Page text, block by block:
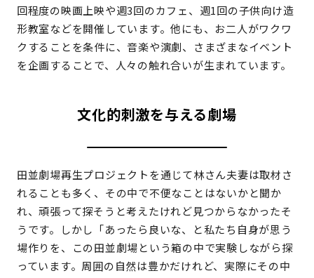
回程度の映画上映や週3回のカフェ、週1回の子供向け造
形教室などを開催しています。他にも、お二人がワクワ
クすることを条件に、音楽や演劇、さまざまなイベント
を企画することで、人々の触れ合いが生まれています。
文化的刺激を与える劇場
田並劇場再生プロジェクトを通じて林さん夫妻は取材さ
れることも多く、その中で不便なことはないかと聞か
れ、頑張って探そうと考えたけれど見つからなかったそ
うです。しかし「あったら良いな、と私たち自身が思う
場作りを、この田並劇場という箱の中で実験しながら探
っています。周囲の自然は豊かだけれど、実際にその中